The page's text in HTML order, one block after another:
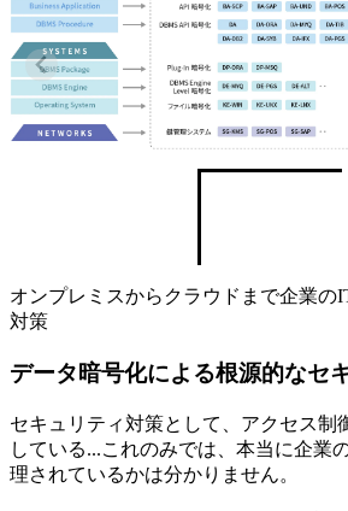
オンプレミスからクラウドまで企業の
対策
データ暗号化による根源的なセ
セキュリティ対策として、アクセス制
している...これのみでは、本当に企業
理されているかは分かりません。